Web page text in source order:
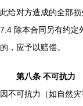
此给对方造成的全部损
7.4 除本合同另有约定
的，应予以赔偿。
第八条 不可抗力
因不可抗力（如自然